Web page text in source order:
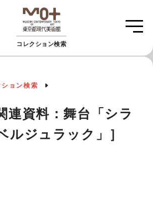
コレクション検索
ョン検索
連資料：舞台「シラ
ルジュラック」］